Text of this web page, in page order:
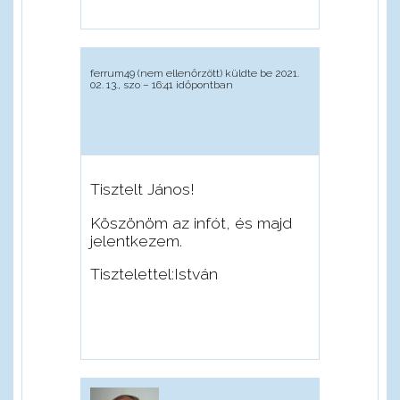
ferrum49 (nem ellenőrzött)küldte be 2021.
02. 13., szo – 16:41 időpontban
Tisztelt János!
Köszönöm az infót, és majd
jelentkezem.
Tisztelettel:István